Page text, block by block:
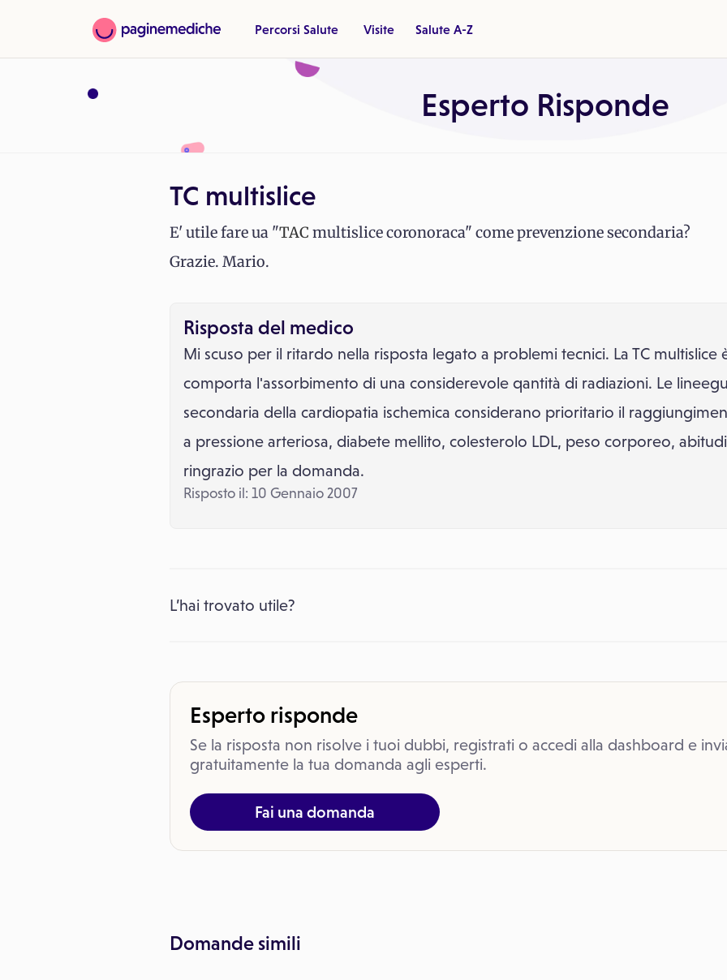
Percorsi Salute Visite Salute A-Z
Esperto Risponde
TC multislice
E' utile fare ua "TAC multislice coronoraca" come prevenzione secondaria?
Grazie. Mario.
Risposta del medico
Mi scuso per il ritardo nella risposta legato a problemi tecnici. La TC multislice
comporta l'assorbimento di una considerevole qantità di radiazioni. Le
secondaria della cardiopatia ischemica considerano prioritario il
a pressione arteriosa, diabete mellito, colesterolo LDL, peso corporeo,
ringrazio per la domanda.
Risposto il: 10 Gennaio 2007
L’hai trovato utile?
Esperto risponde
Se la risposta non risolve i tuoi dubbi, registrati o accedi alla dashboard e
gratuitamente la tua domanda agli esperti.
Fai una domanda
Domande simili